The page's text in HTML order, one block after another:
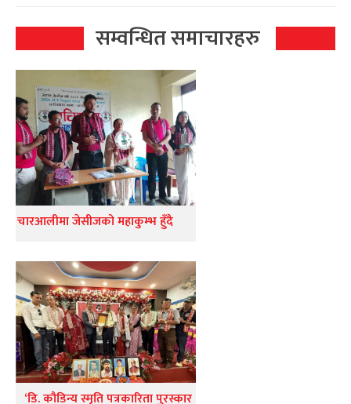
सम्वन्धित समाचारहरु
चारआलीमा जेसीजको महाकुम्भ हुँदै
‘डि. कौडिन्य स्मृति पत्रकारिता पुरस्कार